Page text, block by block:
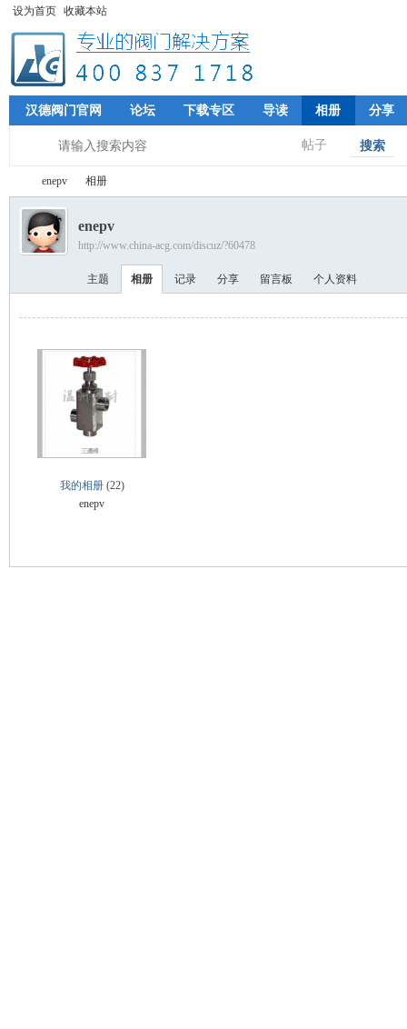
设为首页 收藏本站
汉德阀门官网 论坛 下载专区 导读 相册 分享
帖子 搜索
›
enepv 相册
enepv
http://www.china-acg.com/discuz/?60478
主题 相册 记录 分享 留言板 个人资料
我的相册(22)
enepv